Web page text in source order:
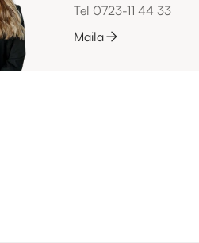
Tel 0723-11 44 33
Maila